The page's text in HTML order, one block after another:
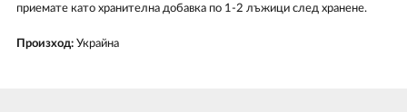
приемате като хранителна добавка по 1-2 лъжици след хранене.
Произход:Украйна